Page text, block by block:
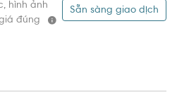
hình ảnh
đúng
Sẵn sàng giao dịch